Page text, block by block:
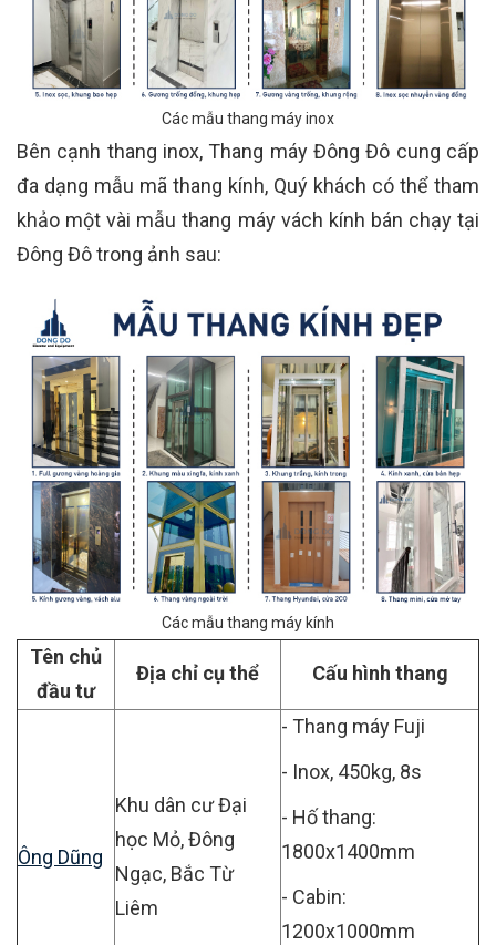
Các mẫu thang máy inox
Bên cạnh thang inox, Thang máy Đông Đô cung cấp
đa dạng mẫu mã thang kính, Quý khách có thể tham
khảo một vài mẫu thang máy vách kính bán chạy tại
Đông Đô trong ảnh sau:
Các mẫu thang máy kính
Tên chủ
đầu tư
Địa chỉ cụ thể Cấu hình thang
Ông Dũng
Khu dân cư Đại
học Mỏ, Đông
Ngạc, Bắc Từ
Liêm
- Thang máy Fuji
- Inox, 450kg, 8s
- Hố thang:
1800x1400mm
- Cabin:
1200x1000mm